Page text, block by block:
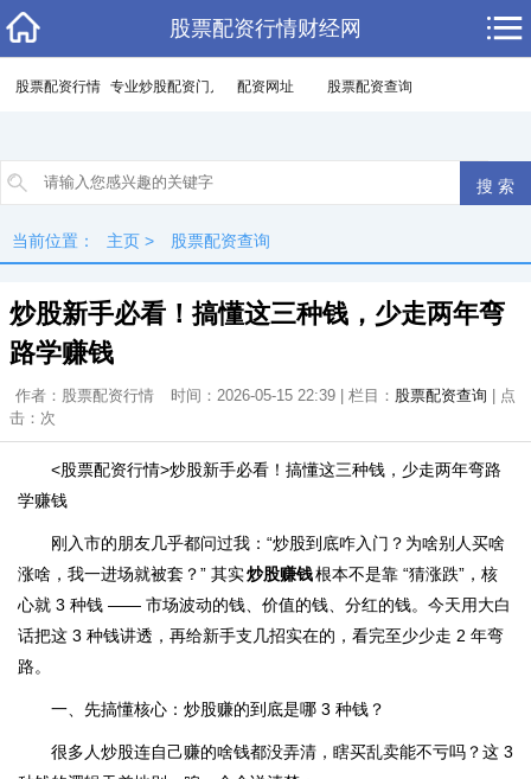
股票配资行情财经网
股票配资行情 专业炒股配资门户 配资网址 股票配资查询
当前位置： 主页 > 股票配资查询
炒股新手必看！搞懂这三种钱，少走两年弯
路学赚钱
作者：股票配资行情 时间：2026-05-15 22:39 | 栏目： 股票配资查询 | 点
击： 次
<股票配资行情>炒股新手必看！搞懂这三种钱，少走两年弯路
学赚钱
刚入市的朋友几乎都问过我：“炒股到底咋入门？为啥别人买啥
涨啥，我一进场就被套？” 其实炒股赚钱根本不是靠 “猜涨跌”，核
心就 3 种钱 —— 市场波动的钱、价值的钱、分红的钱。今天用大白
话把这 3 种钱讲透，再给新手支几招实在的，看完至少少走 2 年弯
路。
一、先搞懂核心：炒股赚的到底是哪 3 种钱？
很多人炒股连自己赚的啥钱都没弄清，瞎买乱卖能不亏吗？这 3